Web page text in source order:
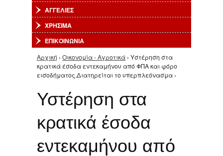
ΑΓΓΕΛΙΕΣ
ΧΡΗΣΙΜΑ
ΕΠΙΚΟΙΝΩΝΙΑ
Είστε εδώ
Αρχική › Οικονομία - Αγροτικά › Υστέρηση στα
κρατικά έσοδα εντεκαμήνου από ΦΠΑ και φόρο
εισοδήματος.Διατηρείται το υπερπλεόνασμα ›
Υστέρηση στα
κρατικά έσοδα
εντεκαμήνου από